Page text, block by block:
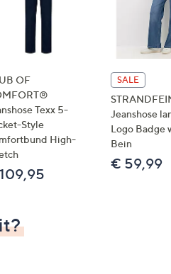
OF
Texx 5-
Style
High-
SALE
Jeanshose
Logo Badge
Bein
€ 59,99